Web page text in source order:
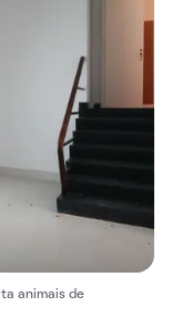
animais de